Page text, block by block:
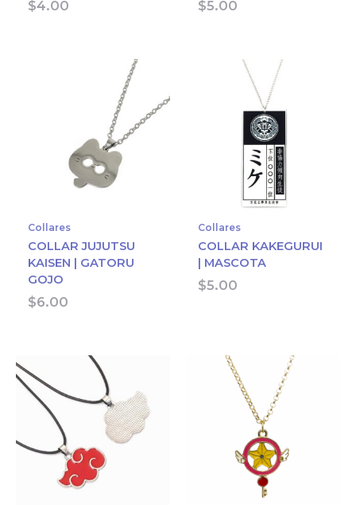
$4.00 $5.00
Collares
COLLAR JUJUTSU
KAISEN | GATORU
GOJO
$6.00
Collares
COLLAR KAKEGURUI
| MASCOTA
$5.00